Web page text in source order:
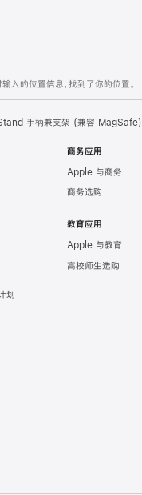
入的位置信息，找到了你的位置。
手柄兼支架 (兼容 MagSafe)
划
商务应用
Apple 与商务
商务选购
教育应用
Apple 与教育
高校师生选购